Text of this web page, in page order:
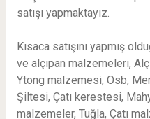
satışı yapmaktayız.
Kısaca satışını yapmış
ve alçıpan malzemeleri,
Ytong malzemesi, Osb,
Şiltesi, Çatı kerestesi,
malzemeler, Tuğla, Çatı